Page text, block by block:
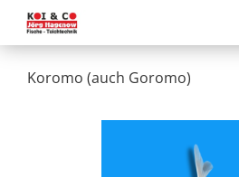
Koromo (auch Goromo)